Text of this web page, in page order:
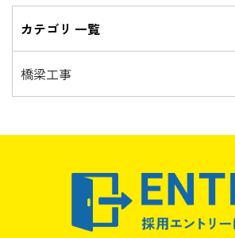
カテゴリ 一覧
橋梁工事